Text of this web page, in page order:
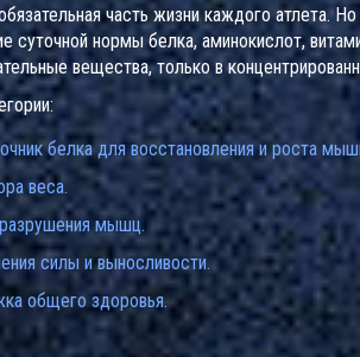
часть жизни каждого атлета.
нормы белка, аминокислот,
вещества, только в
белка для восстановления и роста
веса.
мышц.
силы и выносливости.
общего здоровья.